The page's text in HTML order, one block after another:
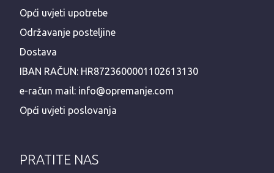
Opći uvjeti upotrebe
Održavanje posteljine
Dostava
IBAN RAČUN: HR8723600001102613130
e-račun mail: info@opremanje.com
Opći uvjeti poslovanja
PRATITE NAS